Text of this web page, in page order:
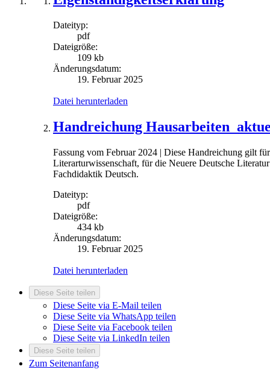
Dateityp:
pdf
Dateigröße:
109 kb
Änderungsdatum:
19. Februar 2025
Datei herunterladen
Handreichung
Fassung vom Februar 2024 | Diese Handreichung gilt
Literarturwissenschaft, für die Neuere Deutsche
Fachdidaktik Deutsch.
Dateityp:
pdf
Dateigröße:
434 kb
Änderungsdatum:
19. Februar 2025
Datei herunterladen
Diese Seite teilen
Diese Seite via E-Mail teilen
Diese Seite via WhatsApp teilen
Diese Seite via Facebook teilen
Diese Seite via LinkedIn teilen
Diese Seite teilen
Zum Seitenanfang